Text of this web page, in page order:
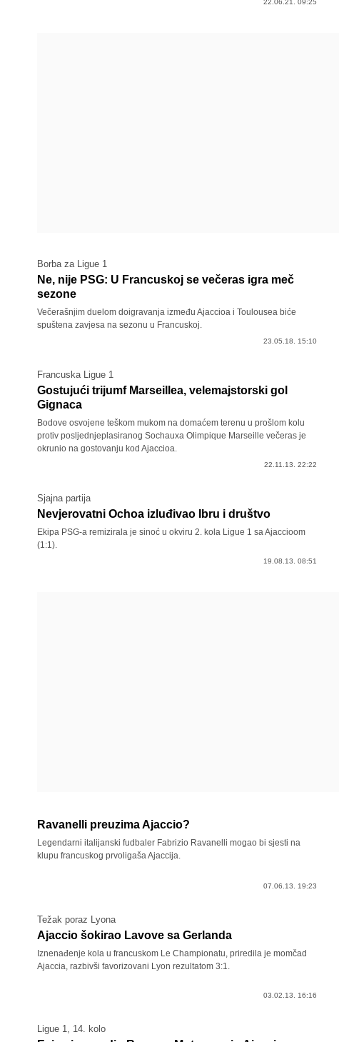
22.06.21. 09:25
Borba za Ligue 1
Ne, nije PSG: U Francuskoj se večeras igra meč
sezone
Večerašnjim duelom doigravanja između Ajaccioa i Toulousea biće
spuštena zavjesa na sezonu u Francuskoj.
23.05.18. 15:10
Francuska Ligue 1
Gostujući trijumf Marseillea, velemajstorski gol
Gignaca
Bodove osvojene teškom mukom na domaćem terenu u prošlom kolu
protiv posljednjeplasiranog Sochauxa Olimpique Marseille večeras je
okrunio na gostovanju kod Ajaccioa.
22.11.13. 22:22
Sjajna partija
Nevjerovatni Ochoa izluđivao Ibru i društvo
Ekipa PSG-a remizirala je sinoć u okviru 2. kola Ligue 1 sa Ajaccioom
(1:1).
19.08.13. 08:51
Ravanelli preuzima Ajaccio?
Legendarni italijanski fudbaler Fabrizio Ravanelli mogao bi sjesti na
klupu francuskog prvoligaša Ajaccija.
07.06.13. 19:23
Težak poraz Lyona
Ajaccio šokirao Lavove sa Gerlanda
Iznenađenje kola u francuskom Le Championatu, priredila je momčad
Ajaccia, razbivši favorizovani Lyon rezultatom 3:1.
03.02.13. 16:16
Ligue 1, 14. kolo